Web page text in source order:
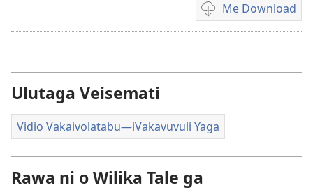
Me Download
Sala
me
Ulutaga Veisemati
Vidio Vakaivolatabu—iVakavuvuli Yaga
Rawa ni o Wilika Tale ga